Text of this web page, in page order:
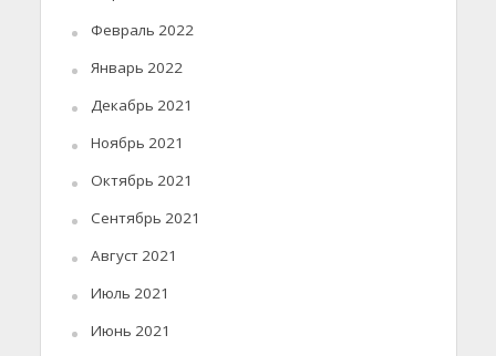
Февраль 2022
Январь 2022
Декабрь 2021
Ноябрь 2021
Октябрь 2021
Сентябрь 2021
Август 2021
Июль 2021
Июнь 2021